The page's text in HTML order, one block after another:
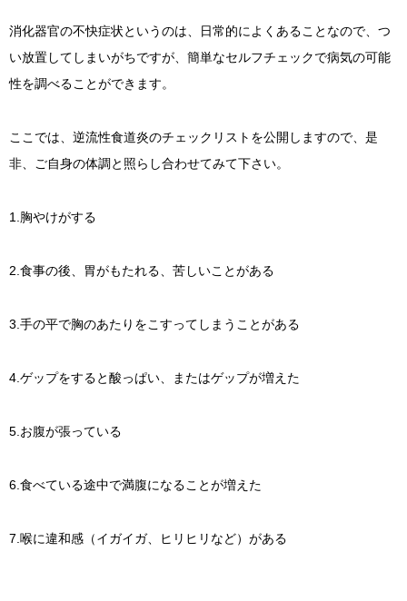
消化器官の不快症状というのは、日常的によくあることなので、つ
い放置してしまいがちですが、簡単なセルフチェックで病気の可能
性を調べることができます。
ここでは、逆流性食道炎のチェックリストを公開しますので、是
非、ご自身の体調と照らし合わせてみて下さい。
1.胸やけがする
2.食事の後、胃がもたれる、苦しいことがある
3.手の平で胸のあたりをこすってしまうことがある
4.ゲップをすると酸っぱい、またはゲップが増えた
5.お腹が張っている
6.食べている途中で満腹になることが増えた
7.喉に違和感（イガイガ、ヒリヒリなど）がある